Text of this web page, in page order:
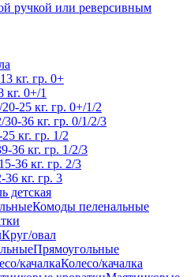
ручкой или реверсивным
кг. гр. 0+
кг. 0+/1
0-25 кг. гр. 0+/1/2
0-36 кг. гр. 0/1/2/3
кг. гр. 1/2
9-36 кг. гр. 1/2/3
15-36 кг. гр. 2/3
36 кг. гр. 3
детская
Комоды пеленальные
Круг/овал
Прямоугольные
Колесо/качалка